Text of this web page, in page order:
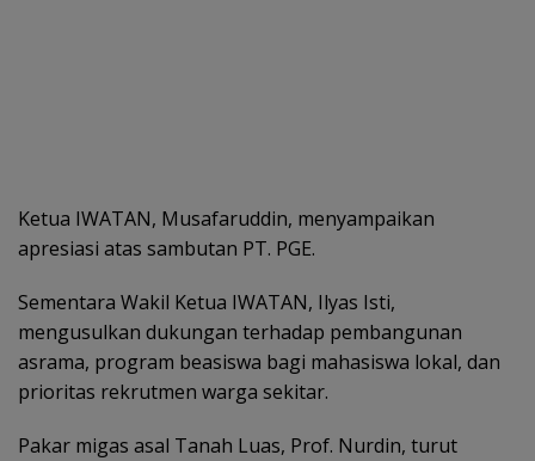
Ketua IWATAN, Musafaruddin, menyampaikan
apresiasi atas sambutan PT. PGE.
Sementara Wakil Ketua IWATAN, Ilyas Isti,
mengusulkan dukungan terhadap pembangunan
asrama, program beasiswa bagi mahasiswa lokal, dan
prioritas rekrutmen warga sekitar.
Pakar migas asal Tanah Luas, Prof. Nurdin, turut